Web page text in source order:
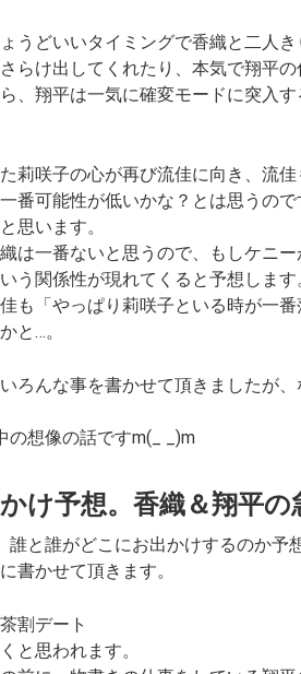
うどいいタイミングで香織と二人
らけ出してくれたり、本気で翔平
、翔平は一気に確変モードに突入
莉咲子の心が再び流佳に向き、流佳
番可能性が低いかな？とは思うの
思います。
は一番ないと思うので、もしケニ
う関係性が現れてくると予想します
も「やっぱり莉咲子といる時が一
と…。
ろんな事を書かせて頂きましたが
の想像の話ですm(_ _)m
け予想。香織＆翔平の
誰と誰がどこにお出かけするのか予
書かせて頂きます。
割デート
と思われます。